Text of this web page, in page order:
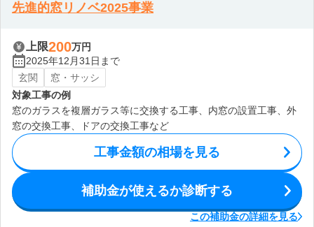
先進的窓リノベ2025事業
上限200万円
2025年12月31日まで
玄関
窓・サッシ
対象工事の例
窓のガラスを複層ガラス等に交換する工事、内窓の設置工事、外
窓の交換工事、ドアの交換工事など
工事金額の相場を見る
補助金が使えるか診断する
この補助金の詳細を見る